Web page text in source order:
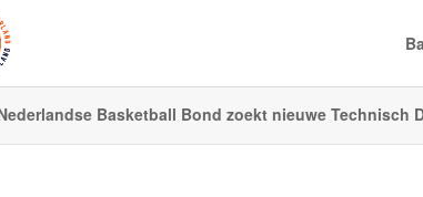
Basketball Bond zoekt nieuwe Technisch